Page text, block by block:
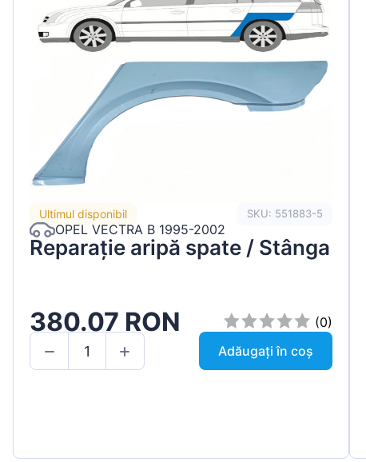
Ultimul disponibil SKU: 551883-5
OPEL VECTRA B 1995-2002
Reparație aripă spate / Stânga
380.07 RON
(0)
Adăugați în coș